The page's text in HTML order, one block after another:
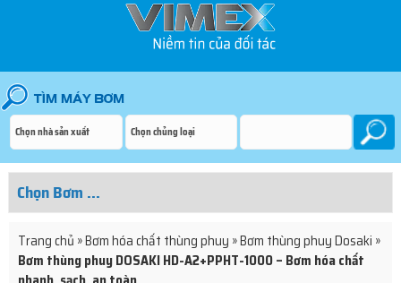
Trang chủ »Bơm hóa chất thùng phuy »Bơm thùng phuy Dosaki »
Bơm thùng phuy DOSAKI HD-A2+PPHT-1000 – Bơm hóa chất